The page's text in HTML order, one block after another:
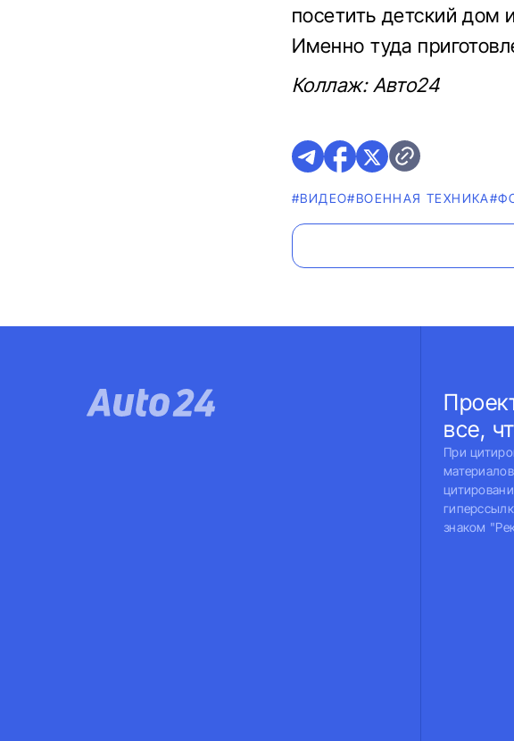
посетить детский дом
Именно туда
Коллаж: Авто24
#ВИДЕО#ВОЕННАЯ ТЕХНИКА
все,
При
знаком